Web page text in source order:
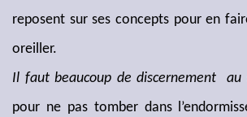
reposent sur ses concepts pour en
oreiller.
Il faut beaucoup de discernement
au
pour ne pas tomber dans